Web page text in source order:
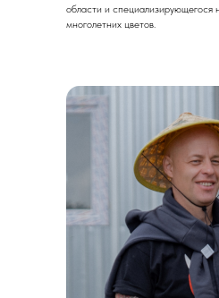
области и специализирующегося
многолетних цветов.